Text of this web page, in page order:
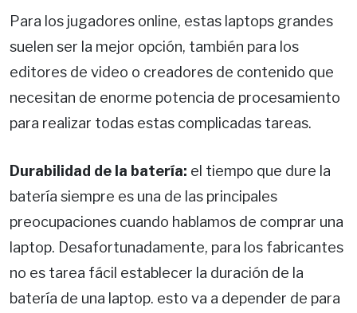
Para los jugadores online, estas laptops grandes
suelen ser la mejor opción, también para los
editores de video o creadores de contenido que
necesitan de enorme potencia de procesamiento
para realizar todas estas complicadas tareas.
Durabilidad de la batería: el tiempo que dure la
batería siempre es una de las principales
preocupaciones cuando hablamos de comprar una
laptop. Desafortunadamente, para los fabricantes
no es tarea fácil establecer la duración de la
batería de una laptop. esto va a depender de para